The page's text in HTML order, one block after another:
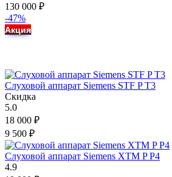
130 000 ₽
-47%
Акция
Слуховой аппарат Siemens STF P T3
Скидка
5.0
18 000 ₽
9 500 ₽
Слуховой аппарат Siemens XTM P P4
4.9